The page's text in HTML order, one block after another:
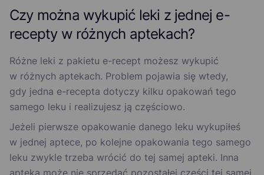
Czy można wykupić leki z jednej e-
recepty w różnych aptekach?
Różne leki z pakietu e-recept możesz wykupić
w różnych aptekach. Problem pojawia się wtedy,
gdy jedna e-recepta dotyczy kilku opakowań tego
samego leku i realizujesz ją częściowo.
Jeżeli pierwsze opakowanie danego leku wykupiłeś
w jednej aptece, po kolejne opakowania tego samego
leku zwykle trzeba wrócić do tej samej apteki. Inna